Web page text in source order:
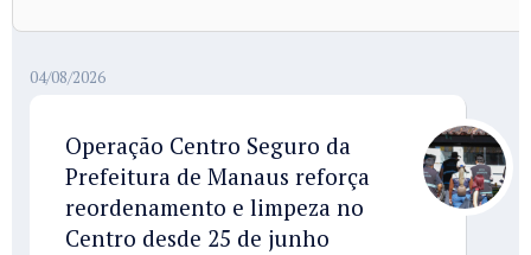
04/08/2026
Operação Centro Seguro da
Prefeitura de Manaus reforça
reordenamento e limpeza no
Centro desde 25 de junho